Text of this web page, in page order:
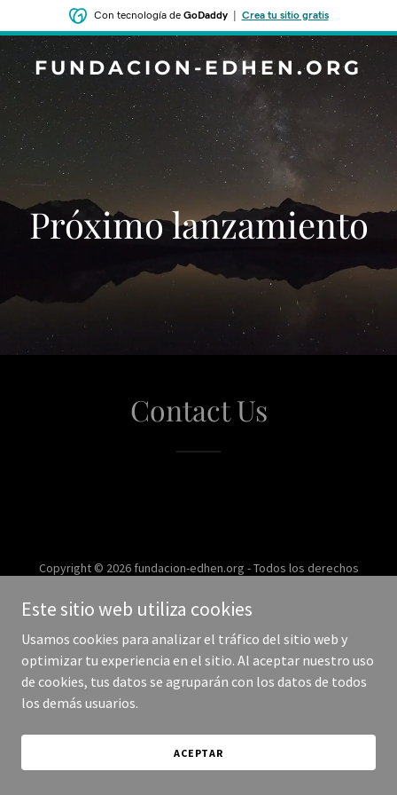
Con tecnología de GoDaddy| Crea tu sitio gratis
FUNDACION-EDHEN.ORG
‌‌Próximo lanzamiento
Contact Us
Copyright © 2026 fundacion-edhen.org - Todos los derechos
Este sitio web utiliza cookies
Usamos cookies para analizar el tráfico del sitio web y
optimizar tu experiencia en el sitio. Al aceptar nuestro uso
de cookies, tus datos se agruparán con los datos de todos
los demás usuarios.
ACEPTAR